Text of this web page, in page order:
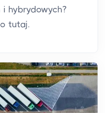
hybrydowych?
tutaj.